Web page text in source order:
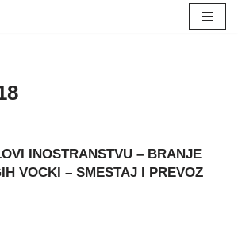
INOSTRANSTVU – BRANJE
VOCKI – SMESTAJ I PREVOZ